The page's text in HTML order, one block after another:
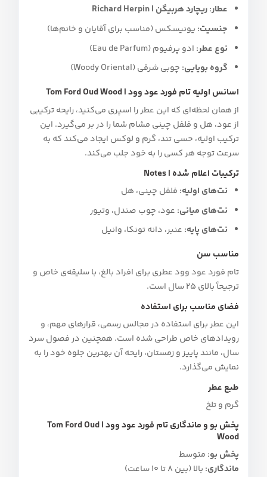
عطار:ریچارد هربیگن | Richard Herpin
جنسیت: یونیسکس (مناسب برای آقایان و خانم‌ها)
نوع عطر: ادو پرفیوم (Eau de Parfum)
گروه بویایی: چوبی شرقی (Woody Oriental)
اسانس اولیه تام فورد عود وود | Tom Ford Oud Wood
از همان لحظه‌ای که این عطر را اسپری می‌کنید، رایحه ترکیبی
از عود، هل و فلفل چینی مشام شما را در بر می‌گیرد. این
ترکیب اولیه، حسی تند، گرم و لوکس ایجاد می‌کند که به
سرعت توجه هر کسی را به خود جلب می‌کند.
ترکیبات اعلام شده | Notes
نت‌های اولیه: فلفل چینی، هل
نت‌های میانی: عود، چوب صندل، وتیور
نت‌های پایه: عنبر، دانه تونکا، وانیل
مناسب سن
تام فورد عود وود عطری برای افراد بالغ، با سلیقه‌ی خاص و
ترجیحاً بالای 25 سال است.
فضای مناسب برای استفاده
این عطر برای استفاده در مجالس رسمی، قرارهای مهم، و
رویدادهای خاص طراحی شده است. همچنین در فصول سرد
سال، مانند پاییز و زمستان، رایحه آن بهترین جلوه خود را به
نمایش می‌گذارد.
طبع عطر
گرم و تلخ
پخش بو و ماندگاری تام فورد عود وود | Tom Ford Oud
Wood
پخش بو: متوسط
ماندگاری: بالا (بین 8 تا 10 ساعت)